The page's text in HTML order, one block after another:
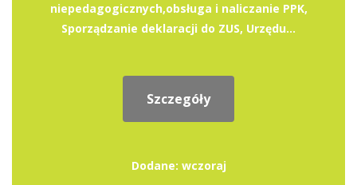
niepedagogicznych,obsługa i naliczanie PPK,
Sporządzanie deklaracji do ZUS, Urzędu...
Szczegóły
Dodane: wczoraj